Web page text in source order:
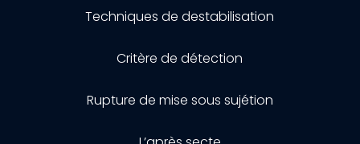
Techniques de destabilisation
Critère de détection
Rupture de mise sous sujétion